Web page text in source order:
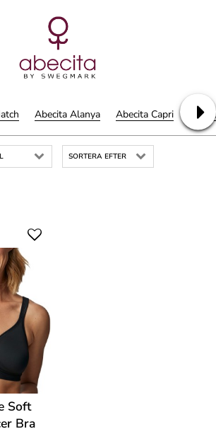
Abecita Alanya Abecita Capri
SORTERA EFTER
Soft
Bra